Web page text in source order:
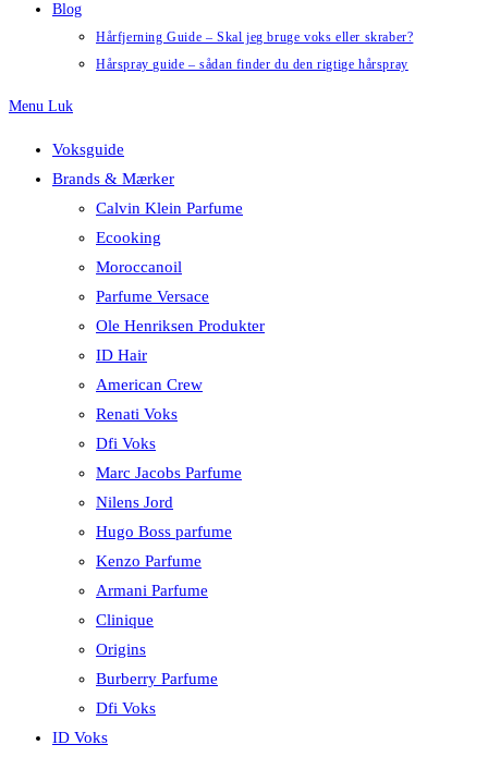
Blog
Hårfjerning Guide – Skal jeg bruge voks eller skraber?
Hårspray guide – sådan finder du den rigtige hårspray
Menu Luk
Voksguide
Brands & Mærker
Calvin Klein Parfume
Ecooking
Moroccanoil
Parfume Versace
Ole Henriksen Produkter
ID Hair
American Crew
Renati Voks
Dfi Voks
Marc Jacobs Parfume
Nilens Jord
Hugo Boss parfume
Kenzo Parfume
Armani Parfume
Clinique
Origins
Burberry Parfume
Dfi Voks
ID Voks